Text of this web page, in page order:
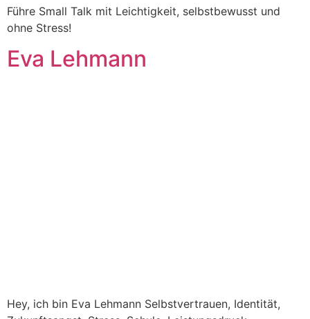
Führe Small Talk mit Leichtigkeit, selbstbewusst und
ohne Stress!
Eva Lehmann
Hey, ich bin Eva Lehmann Selbstvertrauen, Identität,